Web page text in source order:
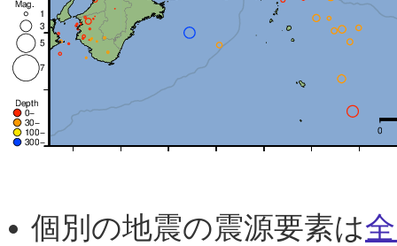
個別の地震の震源要素は